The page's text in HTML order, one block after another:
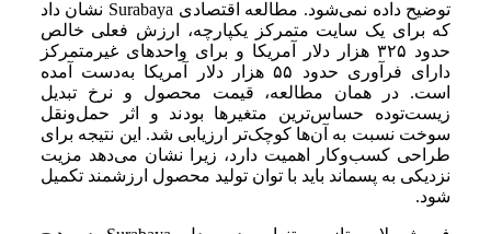
توضیح داده نمی‌شود. مطالعه اقتصادی Surabaya نشان داد
که برای یک سایت متمرکز یکپارچه، ارزش فعلی خالص
حدود ۳۲۵ هزار دلار آمریکا و برای واحدهای غیرمتمرکز
دارای فرآوری حدود ۵۵ هزار دلار آمریکا به‌دست آمده
است. در همان مطالعه، قیمت محصول و نرخ تبدیل
زیست‌توده حساس‌ترین متغیرها بودند و اثر حمل‌ونقل
سوخت نسبت به آن‌ها کوچک‌تر ارزیابی شد. این نتیجه برای
طراحی کسب‌وکار اهمیت دارد، زیرا نشان می‌دهد مزیت
نزدیکی به پسماند باید با توان تولید محصول ارزشمند تکمیل
شود.